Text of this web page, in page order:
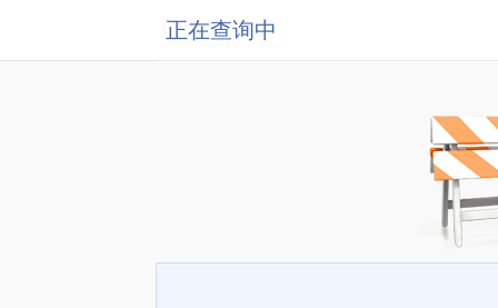
正在查询中